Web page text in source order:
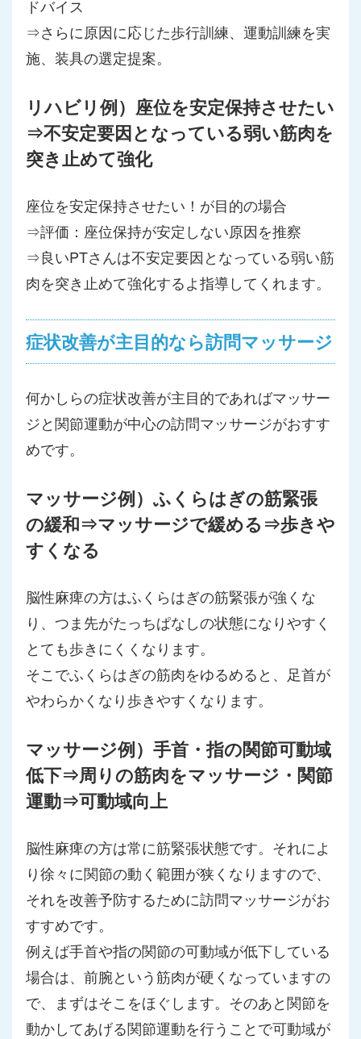
ドバイス
⇒さらに原因に応じた歩行訓練、運動訓練を実
施、装具の選定提案。
リハビリ例）座位を安定保持させたい
⇒不安定要因となっている弱い筋肉を
突き止めて強化
座位を安定保持させたい！が目的の場合
⇒評価：座位保持が安定しない原因を推察
⇒良いPTさんは不安定要因となっている弱い筋
肉を突き止めて強化するよ指導してくれます。
症状改善が主目的なら訪問マッサージ
何かしらの症状改善が主目的であればマッサー
ジと関節運動が中心の訪問マッサージがおすす
めです。
マッサージ例）ふくらはぎの筋緊張
の緩和⇒マッサージで緩める⇒歩きや
すくなる
脳性麻痺の方はふくらはぎの筋緊張が強くな
り、つま先がたっちぱなしの状態になりやすく
とても歩きにくくなります。
そこでふくらはぎの筋肉をゆるめると、足首が
やわらかくなり歩きやすくなります。
マッサージ例）手首・指の関節可動域
低下⇒周りの筋肉をマッサージ・関節
運動⇒可動域向上
脳性麻痺の方は常に筋緊張状態です。それによ
り徐々に関節の動く範囲が狭くなりますので、
それを改善予防するために訪問マッサージがお
すすめです。
例えば手首や指の関節の可動域が低下している
場合は、前腕という筋肉が硬くなっていますの
で、まずはそこをほぐします。そのあと関節を
動かしてあげる関節運動を行うことで可動域が